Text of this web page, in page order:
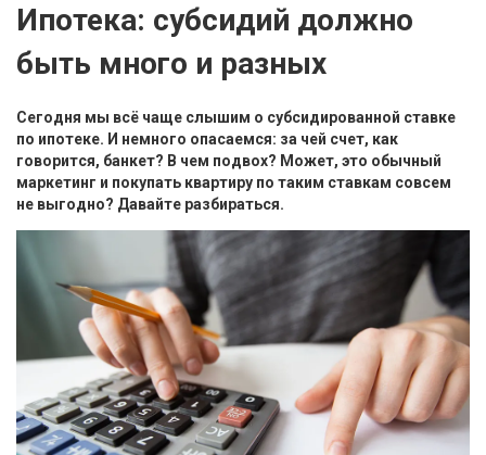
Ипотека: субсидий должно
быть много и разных
Сегодня мы всё чаще слышим о субсидированной ставке
по ипотеке. И немного опасаемся: за чей счет, как
говорится, банкет? В чем подвох? Может, это обычный
маркетинг и покупать квартиру по таким ставкам совсем
не выгодно? Давайте разбираться.